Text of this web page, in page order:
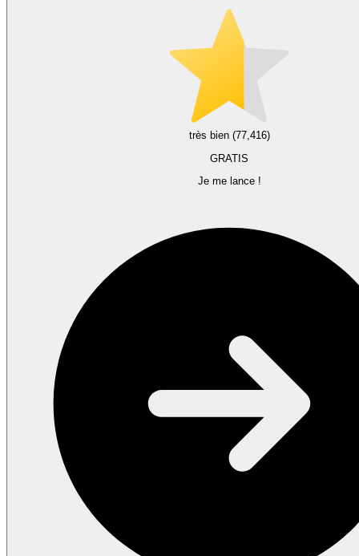
très bien (77,416)
GRATIS
Je me lance !